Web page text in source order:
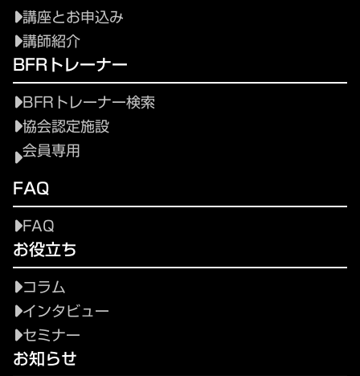
講座とお申込み
講師紹介
BFRトレーナー
BFRトレーナー検索
協会認定施設
会員専用
FAQ
FAQ
お役立ち
コラム
インタビュー
セミナー
お知らせ